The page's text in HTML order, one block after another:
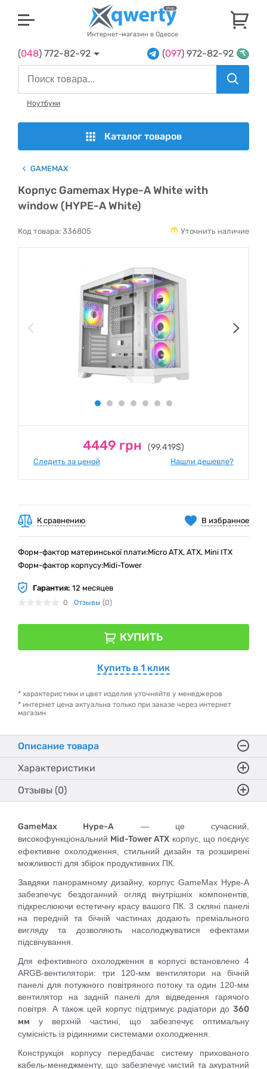
Интернет-магазин в Одессе
(048) 772-82-92 (097) 972-82-92
Ноутбуки
Каталог товаров
GAMEMAX
Корпус Gamemax Hype-A White with
window (HYPE-A White)
Код товара: 336805 Уточнить наличие
4449 грн (99.419$)
Следить за ценой Нашли дешевле?
В избранное
К сравнению
Форм-фактор материнської плати:Micro ATX, ATX, Mini ITX
Форм-фактор корпусу:Midi-Tower
Гарантия: 12 месяцев
0 Отзывы (0)
КУПИТЬ
Купить в 1 клик
* характеристики и цвет изделия уточняйте у менеджеров
* интернет цена актуальна только при заказе через интернет
магазин
Описание товара
Характеристики
Отзывы (0)
GameMax Hype-A — це сучасний,
високофункціональний Mid-Tower ATX корпус, що поєднує
ефективне охолодження, стильний дизайн та розширені
можливості для збірок продуктивних ПК.
Завдяки панорамному дизайну, корпус GameMax Hype-A
забезпечує бездоганний огляд внутрішніх компонентів,
підкреслюючи естетичну красу вашого ПК. 3 скляні панелі
на передній та бічній частинах додають преміального
вигляду та дозволяють насолоджуватися ефектами
підсвічування.
Для ефективного охолодження в корпусі встановлено 4
ARGB-вентилятори: три 120-мм вентилятори на бічній
панелі для потужного повітряного потоку та один 120-мм
вентилятор на задній панелі для відведення гарячого
повітря. А також цей корпус підтримує радіатори до 360
мм у верхній частині, що забезпечує оптимальну
сумісність із рідинними системами охолодження.
Конструкція корпусу передбачає систему прихованого
кабель-менеджменту, що забезпечує чистий та акуратний